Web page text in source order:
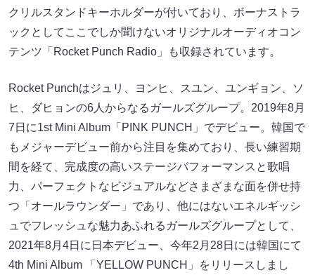
クリルスタンドキーホルダーが付いており、ボーナストラ
ックとしてここでしか聞けないオリジナルオーディオコン
テンツ「Rocket Punch Radio」も収録されています。
Rocket Punchはジュリ、ヨンヒ、スユン、ユンギョン、ソ
ヒ、ダヒョンの6人からなるガールズグループ。2019年8月
7日に1st Mini Album「PINK PUNCH」でデビュー。韓国で
もメジャーデビュー前から注目を集めており、長い練習期
間を経て、完成度の高いステージパフォーマンスと歌唱
力、パーフェクトなビジュアルなどさまざまな面を併せ持
つ「オールラウンダー」であり、他にはないエネルギッシ
ュでフレッシュな魅力あふれるガールズグループとして、
2021年8月4日に日本デビュー、今年2月28日には韓国にて
4th Mini Album 「YELLOW PUNCH」をリリースしまし